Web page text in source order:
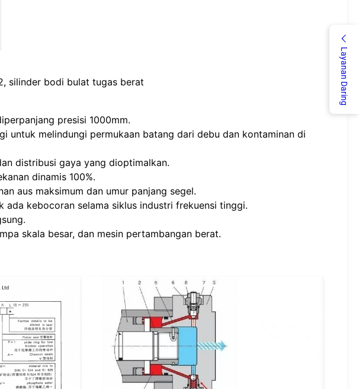
Layanan Daring
silinder bodi bulat tugas berat
presisi 1000mm.
melindungi permukaan batang dari debu dan kontaminan di
distribusi gaya yang dioptimalkan.
dinamis 100%.
aus maksimum dan umur panjang segel.
ada kebocoran selama siklus industri frekuensi tinggi.
skala besar, dan mesin pertambangan berat.